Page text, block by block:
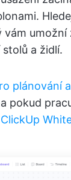
vám
a židlí.
plánování
pokud
ClickUp